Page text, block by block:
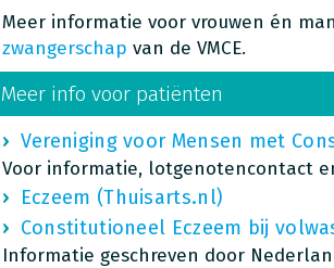
Meer informatie voor vrouwen én
zwangerschap van de VMCE.
Meer info voor patiënten
Vereniging voor Mensen met
Voor informatie, lotgenotencontact
Eczeem (Thuisarts.nl)
Constitutioneel Eczeem bij
Informatie geschreven door